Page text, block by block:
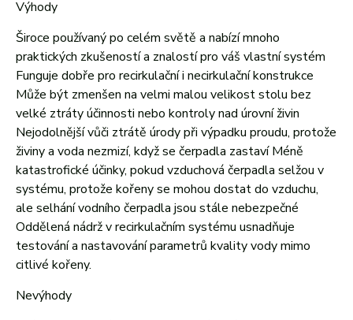
Výhody
Široce používaný po celém světě a nabízí mnoho
praktických zkušeností a znalostí pro váš vlastní systém
Funguje dobře pro recirkulační i necirkulační konstrukce
Může být zmenšen na velmi malou velikost stolu bez
velké ztráty účinnosti nebo kontroly nad úrovní živin
Nejodolnější vůči ztrátě úrody při výpadku proudu, protože
živiny a voda nezmizí, když se čerpadla zastaví Méně
katastrofické účinky, pokud vzduchová čerpadla selžou v
systému, protože kořeny se mohou dostat do vzduchu,
ale selhání vodního čerpadla jsou stále nebezpečné
Oddělená nádrž v recirkulačním systému usnadňuje
testování a nastavování parametrů kvality vody mimo
citlivé kořeny.
Nevýhody